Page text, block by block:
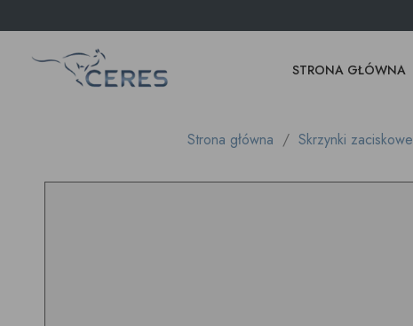
STRONA GŁÓWNA
Strona główna Skrzynki zaciskowe